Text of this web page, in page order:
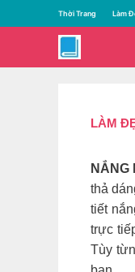
đến
dung
Thời Trang Làm
LÀM
NẮNG
thả
tiết
trực
Tùy